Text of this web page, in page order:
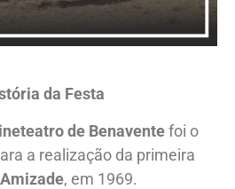
da Festa
de Benaventefoi o
a realização da primeira
, em 1969.